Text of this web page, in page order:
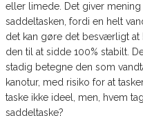
eller limede. Det giver
saddeltasken, fordi en helt
det kan gøre det besværligt
den til at sidde 100% stabilt.
stadig betegne den som
kanotur, med risiko for at
taske ikke ideel, men, hvem
saddeltaske?